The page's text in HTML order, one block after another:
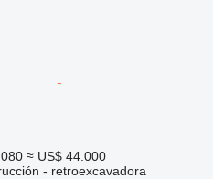
≈ US$ 44.000
- retroexcavadora